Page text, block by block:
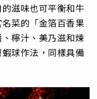
滋味也可平衡和牛
菜的「金箔百香果
檸汁、美乃滋和煉
球作法，同樣具備